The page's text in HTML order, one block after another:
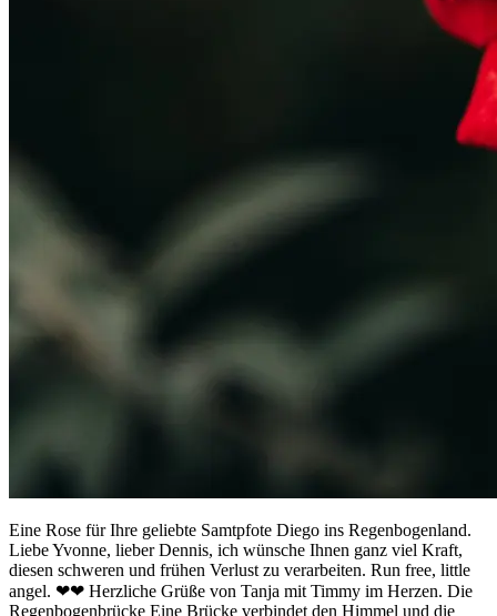
Eine Rose für Ihre geliebte Samtpfote Diego ins Regenbogenland.
Liebe Yvonne, lieber Dennis, ich wünsche Ihnen ganz viel Kraft,
diesen schweren und frühen Verlust zu verarbeiten. Run free, little
angel. ❤❤ Herzliche Grüße von Tanja mit Timmy im Herzen. Die
Regenbogenbrücke Eine Brücke verbindet den Himmel und die